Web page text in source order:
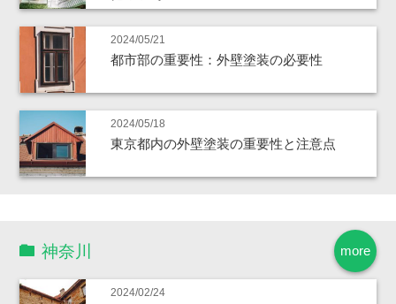
2024/05/21
都市部の重要性：外壁塗装の必要性
2024/05/18
東京都内の外壁塗装の重要性と注意点
more
神奈川
2024/02/24